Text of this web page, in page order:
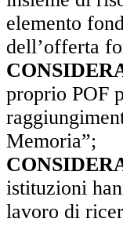
elemento
dell’offerta
proprio POF
Memoria”;
istituzioni
lavoro di